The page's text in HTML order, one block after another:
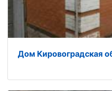
Дом Кировоградская